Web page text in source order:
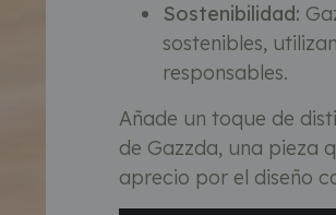
Sostenibilidad:
sostenibles,
responsables.
Añade un toque de
de Gazzda, una pieza
aprecio por el diseño